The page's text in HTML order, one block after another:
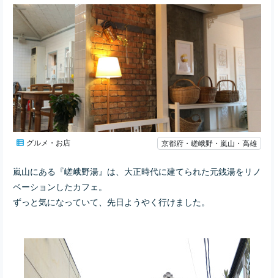
グルメ・お店 京都府・嵯峨野・嵐山・高雄
嵐山にある『嵯峨野湯』は、大正時代に建てられた元銭湯をリノ
ベーションしたカフェ。
ずっと気になっていて、先日ようやく行けました。